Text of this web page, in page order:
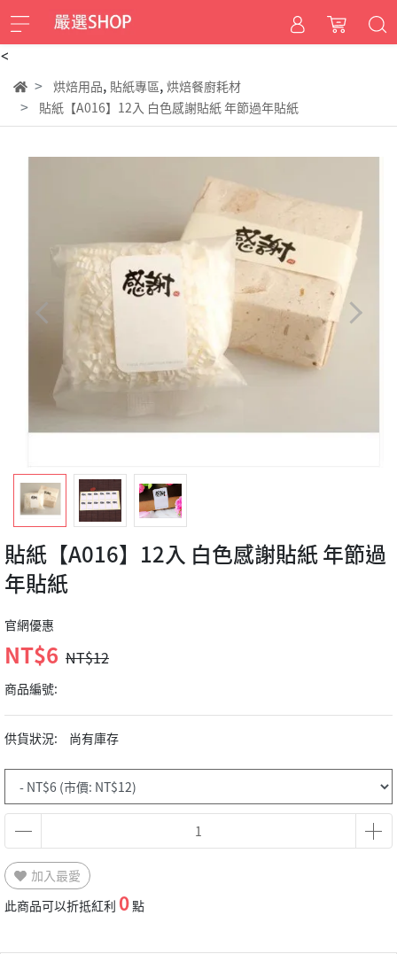
<
烘焙用品, 貼紙專區, 烘焙餐廚耗材
貼紙【A016】12入 白色感謝貼紙 年節過年貼紙
貼紙【A016】12入 白色感謝貼紙 年節過
年貼紙
官網優惠
NT$6 NT$12
商品編號:
供貨狀況: 尚有庫存
加入最愛
此商品可以折抵紅利 0點